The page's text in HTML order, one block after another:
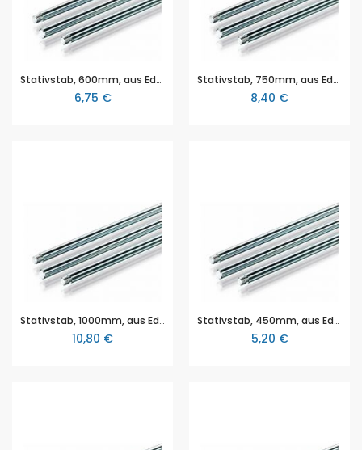
Stativstab, 600mm, aus Edelstahl, verzinkt, Gewinde M 10, Durchmesser Ø 12 mm
6,75 €
Stativstab, 750mm, aus Edelstahl, verzinkt, Gewinde M 10, Durchmesser Ø 12 mm
8,40 €
Stativstab, 1000mm, aus Edelstahl, verzinkt, Gewinde M 10, Durchmesser Ø 12 mm
10,80 €
Stativstab, 450mm, aus Edelstahl, verzinkt, ohne Gewinde, Durchmesser Ø 12 mm
5,20 €